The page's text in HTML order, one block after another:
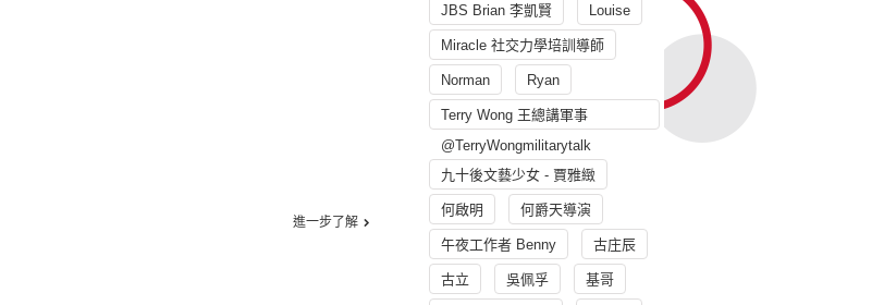
進一步了解
JBS Brian 李凱賢 Louise
Miracle 社交力學培訓導師
Norman Ryan
Terry Wong 王總講軍事
@TerryWongmilitarytalk
九十後文藝少女 - 賈雅緻
何啟明 何爵天導演
午夜工作者 Benny 古庄辰
古立 吳佩孚 基哥